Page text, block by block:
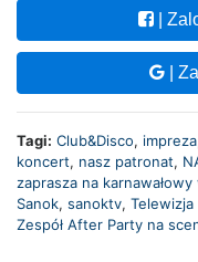
|
|
Tagi: Club&Disco, impreza
koncert, nasz patronat,
zaprasza na
Sanok, sanoktv, Telewizja
Zespół After Party na